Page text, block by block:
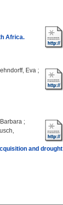
Africa.
Eva ;
;
and drought